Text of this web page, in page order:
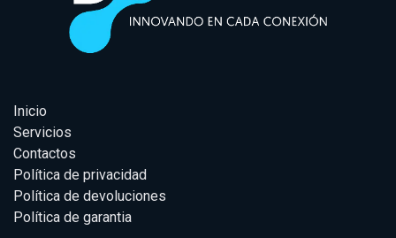
Inicio
Servicios
Contactos
Política de privacidad
Política de devoluciones
Política de garantia